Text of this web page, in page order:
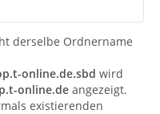
derselbe Ordnername
online.de.sbd wird
online.de angezeigt.
existierenden